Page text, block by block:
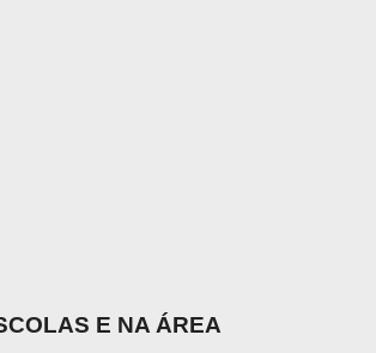
E NA ÁREA